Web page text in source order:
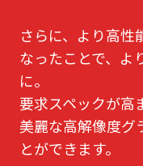
さらに、より高性
なったことで、よ
に。
要求スペックが高
美麗な高解像度グ
とができます。